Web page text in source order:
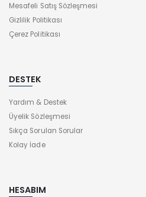
Mesafeli Satış Sözleşmesi
Gizlilik Politikası
Çerez Politikası
DESTEK
Yardım & Destek
Üyelik Sözleşmesi
Sıkça Sorulan Sorular
Kolay İade
HESABIM